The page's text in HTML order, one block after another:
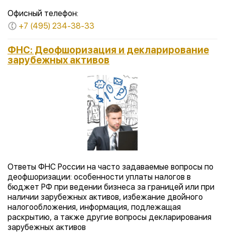
Офисный телефон:
+7 (495) 234-38-33
ФНС: Деофшоризация и декларирование
зарубежных активов
Ответы ФНС России на часто задаваемые вопросы по
деофшоризации: особенности уплаты налогов в
бюджет РФ при ведении бизнеса за границей или при
наличии зарубежных активов, избежание двойного
налогообложения, информация, подлежащая
раскрытию, а также другие вопросы декларирования
зарубежных активов